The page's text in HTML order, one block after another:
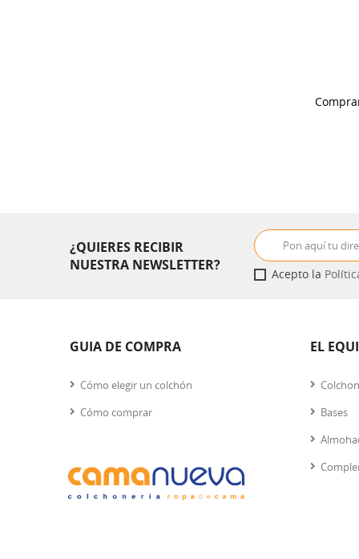
¿QUIERES RECIBIR
NUESTRA NEWSLETTER?
Acepto la
GUIA DE COMPRA
Cómo elegir un colchón
Cómo comprar
EL
Bases